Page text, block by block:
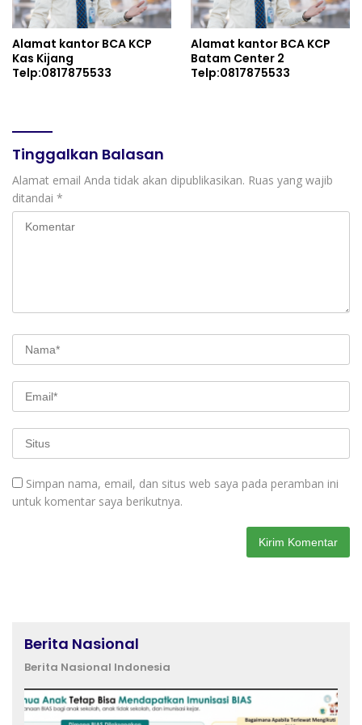
Alamat kantor BCA KCP
Kas Kijang
Telp:0817875533
Alamat kantor BCA KCP
Batam Center 2
Telp:0817875533
Tinggalkan Balasan
Alamat email Anda tidak akan dipublikasikan. Ruas yang wajib
ditandai *
Simpan nama, email, dan situs web saya pada peramban ini
untuk komentar saya berikutnya.
Berita Nasional
Berita Nasional Indonesia